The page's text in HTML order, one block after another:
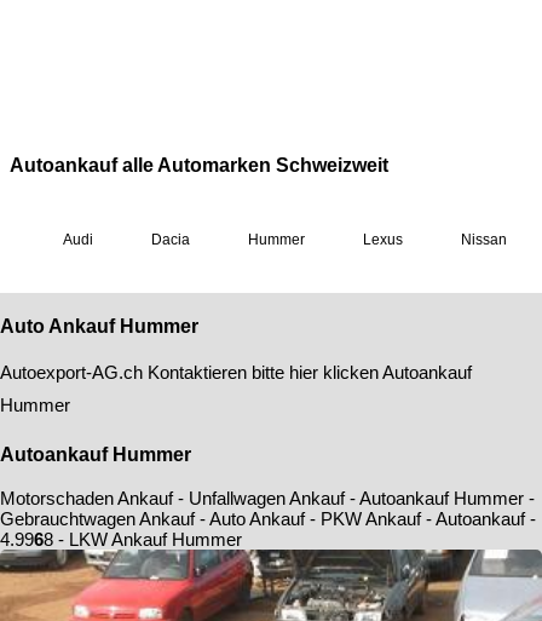
Auto Ankauf Hummer
Autoexport-AG.ch Kontaktieren bitte hier klickenAutoankauf
Hummer
Autoankauf Hummer
Motorschaden Ankauf - Unfallwagen Ankauf - Autoankauf Hummer -
Gebrauchtwagen Ankauf - Auto Ankauf - PKW Ankauf - Autoankauf -
4.9968 - LKW Ankauf Hummer